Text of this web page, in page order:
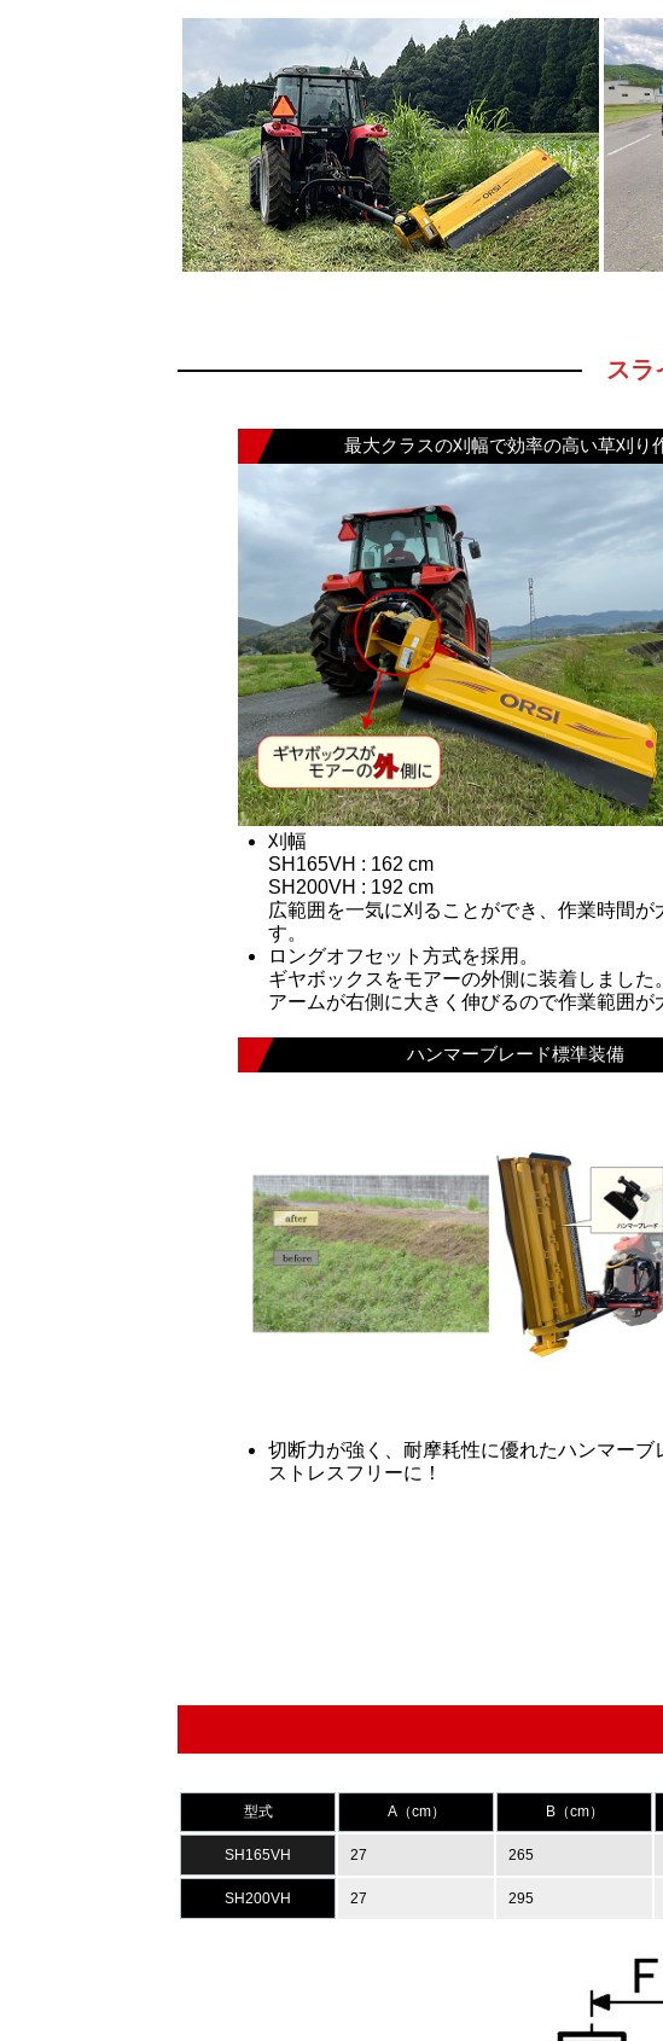
スラ
最大クラスの刈幅で効率の高い草刈り
刈幅
SH165VH : 162 cm
SH200VH : 192 cm
広範囲を一気に刈ることができ、作業時間が
す。
ロングオフセット方式を採用。
ギヤボックスをモアーの外側に装着しました。
アームが右側に大きく伸びるので作業範囲が
ハンマーブレード標準装備
切断力が強く、耐摩耗性に優れたハンマーブ
ストレスフリーに！
型式 A（cm） B（cm）
SH165VH 27 265
SH200VH 27 295